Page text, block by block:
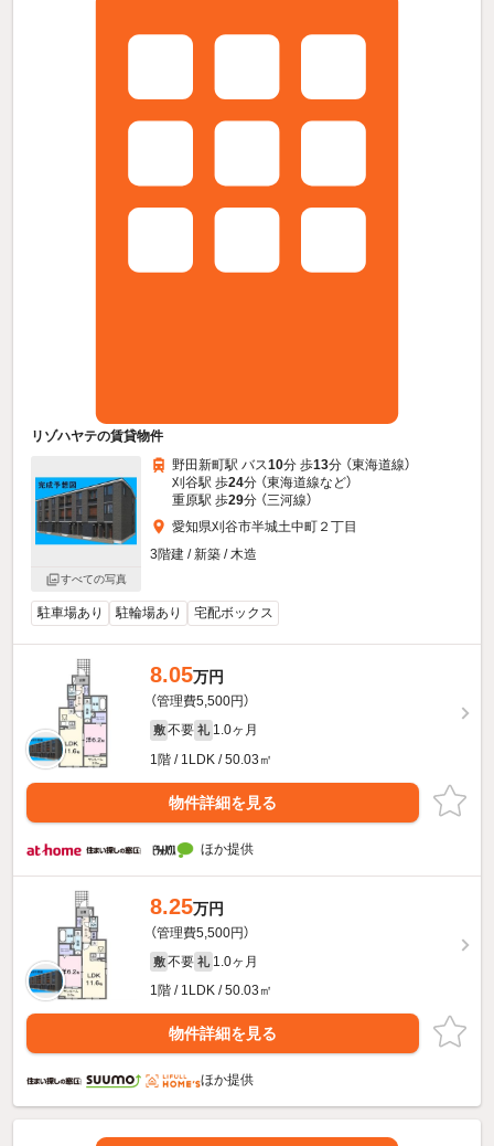
リゾハヤテの賃貸物件
すべての写真
野田新町駅 バス10分 歩13分 （東海道線）
刈谷駅 歩24分 （東海道線など）
重原駅 歩29分 （三河線）
愛知県刈谷市半城土中町２丁目
3階建 / 新築 / 木造
駐車場あり 駐輪場あり 宅配ボックス
8.05万円
（管理費5,500円）
敷 不要 礼 1.0ヶ月
1階 / 1LDK / 50.03㎡
物件詳細を見る
ほか提供
8.25万円
（管理費5,500円）
敷 不要 礼 1.0ヶ月
1階 / 1LDK / 50.03㎡
物件詳細を見る
ほか提供